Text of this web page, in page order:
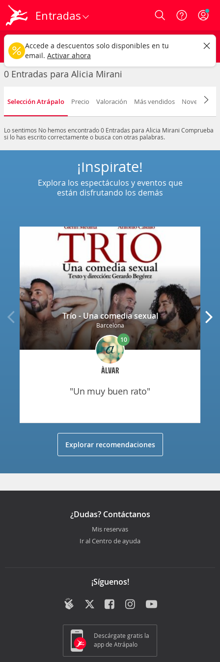
Entradas Login
Alicia Mirani
Cualquier tipo Cualquier fecha
CAMBIAR
0 Entradas para Alicia Mirani
Selección Atrápalo Precio Valoración Más vendidos Novedad
Lo sentimos No hemos encontrado 0 Entradas para Alicia Mirani Comprueba
si lo has escrito correctamente o busca con otras palabras.
Trío - Una comedia sexual
Barcelona
ÀLVAR
10
"un muy buen rato"
¡Inspírate!
Explora los espectáculos y eventos que
están disfrutando los demás
Explorar recomendaciones
¿Dudas? Contáctanos
Mis reservas
Ir al Centro de ayuda
¡Síguenos!
Descárgate gratis la
app de Atrápalo
Accede a descuentos solo disponibles en tu
email. Activar ahora